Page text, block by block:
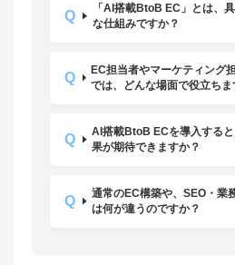
「AI搭載BtoB EC」とは、
な仕組みですか？
EC担当者やマーケティング
では、どんな場面で役立ちま
AI搭載BtoB ECを導入する
果が期待できますか？
通常のEC構築や、SEO・業
は何が違うのですか？